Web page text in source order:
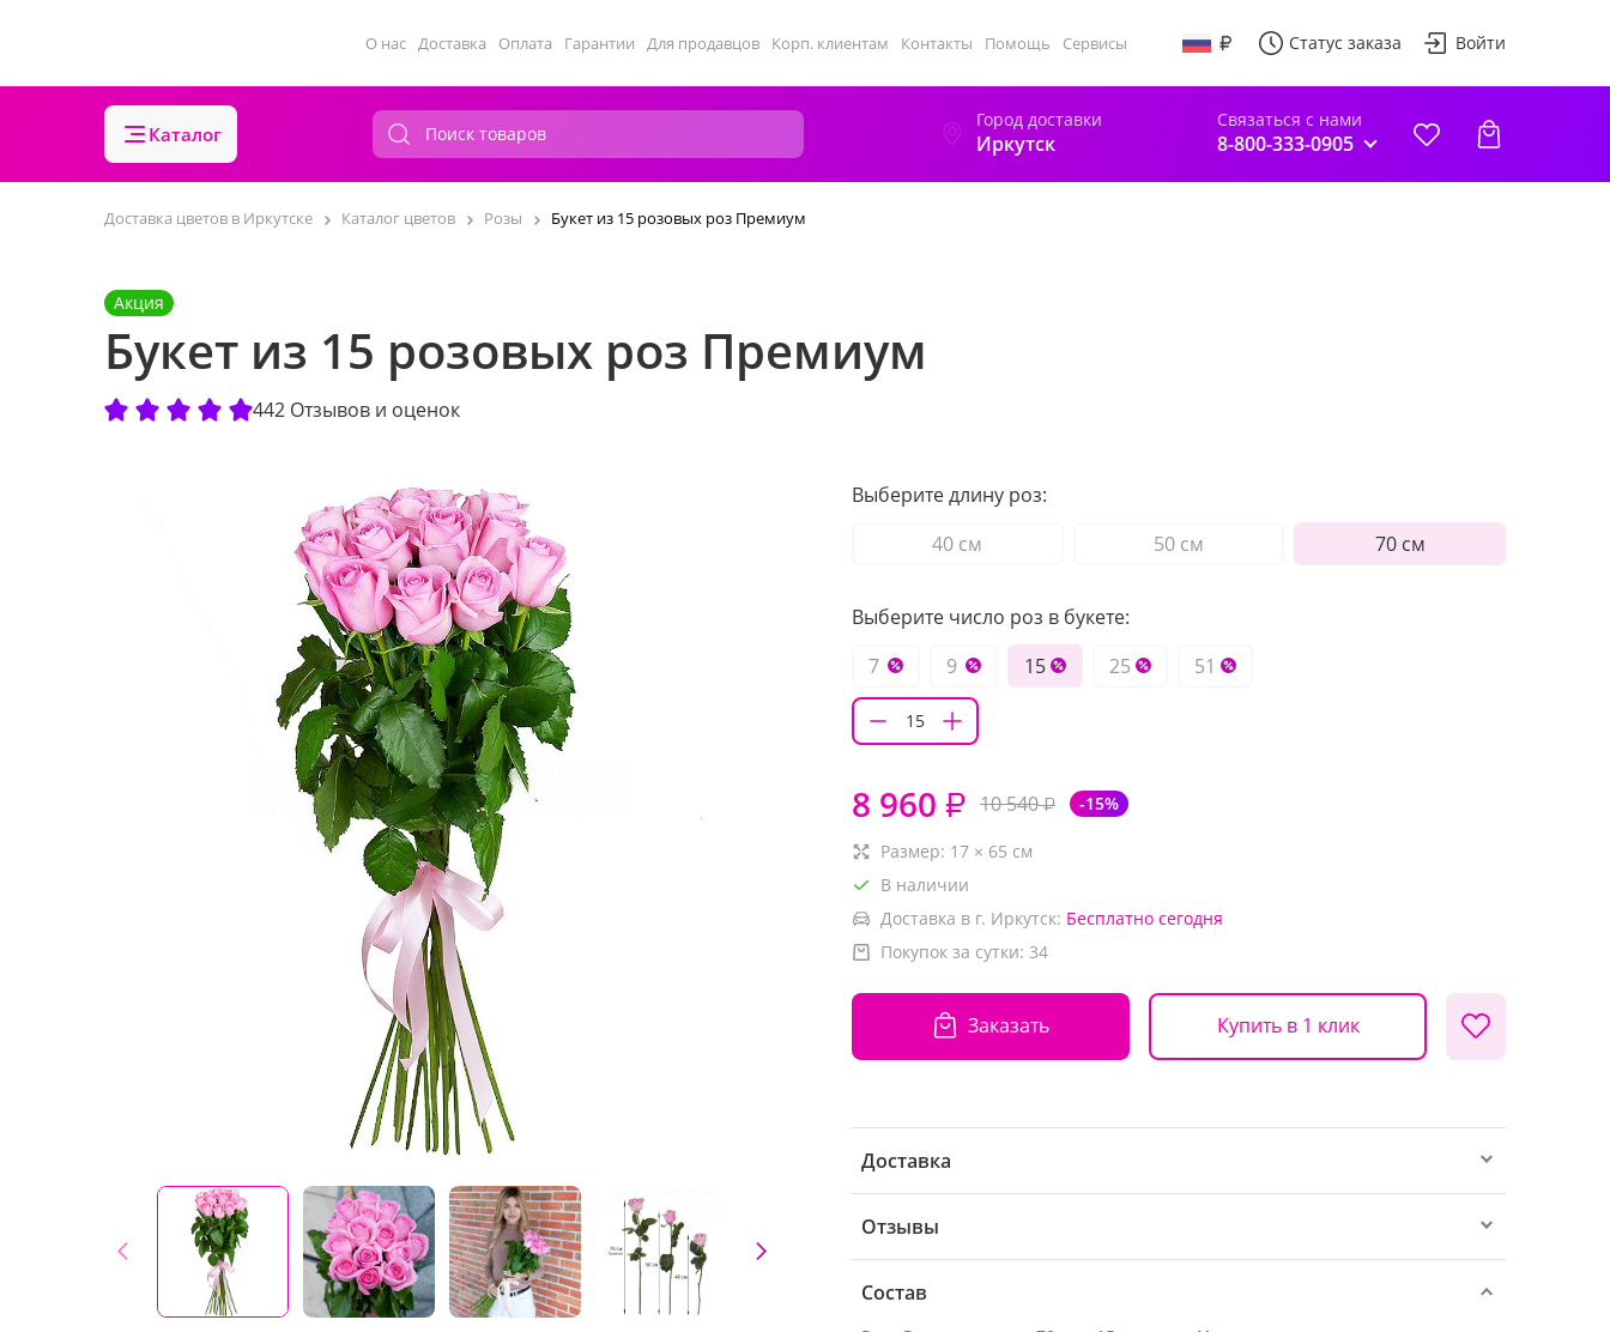
О нас Доставка Оплата Гарантии Для продавцов Корп. клиентам Контакты Помощь Сервисы Статус заказа Войти
Каталог
Город доставки
Иркутск
Связаться с нами
8-800-333-0905
Доставка цветов в Иркутске Каталог цветов Розы Букет из 15 розовых роз Премиум
Акция
Букет из 15 розовых роз Премиум
442 Отзывов и оценок
Выберите длину роз:
40 см
50 см 70 см
Выберите число роз в букете:
7
9 15 25 51
8 960 ₽ 10 540₽ -15%
Размер: 17 × 65 см
В наличии
Доставка в г. Иркутск: Бесплатно сегодня
Покупок за сутки: 34
Заказать Купить в 1 клик
Доставка
Отзывы
Состав